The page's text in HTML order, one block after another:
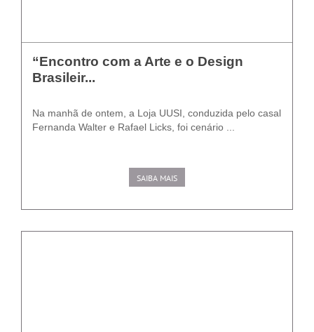
“Encontro com a Arte e o Design
Brasileir...
Na manhã de ontem, a Loja UUSI, conduzida pelo casal
Fernanda Walter e Rafael Licks, foi cenário ...
SAIBA MAIS